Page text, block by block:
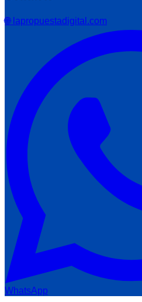
🌐 lapropuestadigital.com
WhatsApp